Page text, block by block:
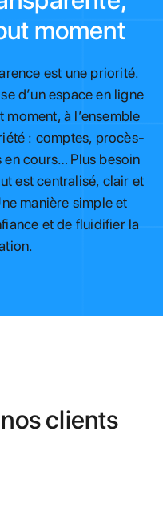
moment
est une priorité.
d’un espace en ligne
à l’ensemble
: comptes, procès-
cours… Plus besoin
est centralisé, clair et
manière simple et
et de fluidifier la
clients